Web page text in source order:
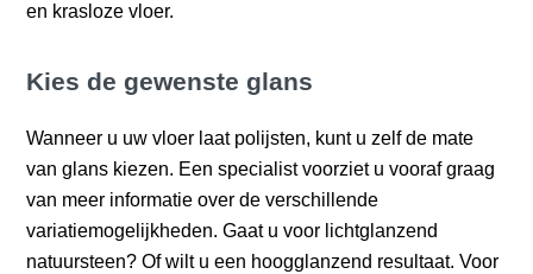
en krasloze vloer.
Kies de gewenste glans
Wanneer u uw vloer laat polijsten, kunt u zelf de mate
van glans kiezen. Een specialist voorziet u vooraf graag
van meer informatie over de verschillende
variatiemogelijkheden. Gaat u voor lichtglanzend
natuursteen? Of wilt u een hoogglanzend resultaat. Voor